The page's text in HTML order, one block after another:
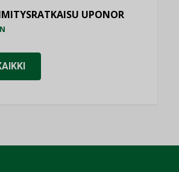
UPONOR